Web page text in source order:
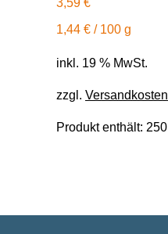
3,59 €
1,44 € / 100 g
inkl. 19 % MwSt.
zzgl. Versandkosten
Produkt enthält: 250